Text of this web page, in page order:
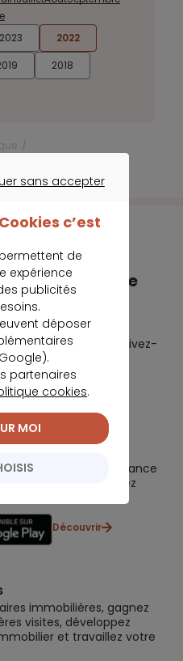
2023
2022
2018
votre poche
: préparez-les, suivez-
Découvrir
vos contrats (assurance
et re-versez
Découvrir
immobilières, gagnez
visites, développez
et travaillez votre
sans accepter
c’est
de
expérience
publicités
déposer
partenaires
cookies.
MOI